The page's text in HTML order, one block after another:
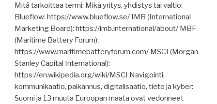
raportteja,
EU:n
20.
pakotepaketti,
päällikölle
6
vuoden
tuomio,
Suomen
Mitä tarkoittaa termi: Mikä yritys, yhdistys tai valtio:
Blueflow: https://www.blueflow.se/ IMB (International
Marketing Board): https://imb.international/about/ MBF
(Maritime Battery Forum):
https://www.maritimebatteryforum.com/ MSCI (Morgan
Stanley Capital International):
https://en.wikipedia.org/wiki/MSCI Navigointi,
kommunikaatio, paikannus, digitalisaatio, tieto ja kyber:
Suomi ja 13 muuta Euroopan maata ovat vedonneet